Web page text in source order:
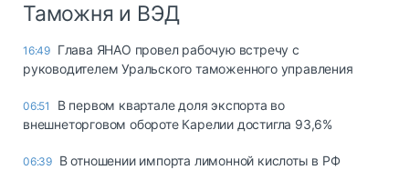
Таможня и ВЭД
16:49 Глава ЯНАО провел рабочую встречу с
руководителем Уральского таможенного управления
06:51
В первом квартале доля экспорта во
внешнеторговом обороте Карелии достигла 93,6%
06:39 В отношении импорта лимонной кислоты в РФ